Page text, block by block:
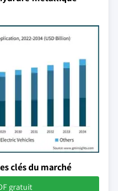
clés du marché
gratuit